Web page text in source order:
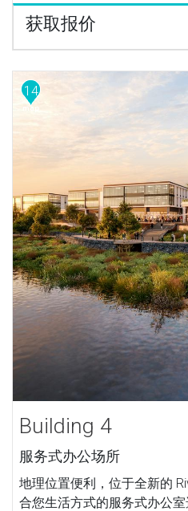
获取报价
14
Building 4
服务式办公场所
地理位置便利，位于全新的
合您生活方式的服务式办公